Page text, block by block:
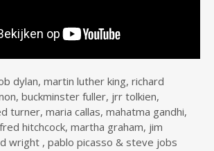
dylan, martin luther king, richard
buckminster fuller, jrr tolkien,
turner, maria callas, mahatma gandhi,
hitchcock, martha graham, jim
wright , pablo picasso & steve jobs